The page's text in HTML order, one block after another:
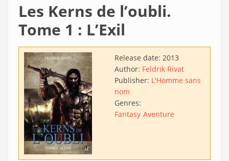
Les Kerns de l’oubli.
Tome 1 : L’Exil
Release date: 2013
Author: Feldrik Rivat
Publisher: L'Homme sans
nom
Genres:
Fantasy Aventure